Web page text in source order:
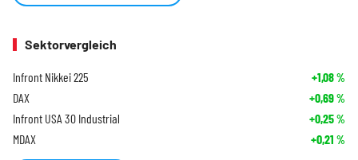
Sektorvergleich
Infront Nikkei 225 +1,08%
DAX +0,69%
Infront USA 30 Industrial +0,25%
MDAX +0,21 %